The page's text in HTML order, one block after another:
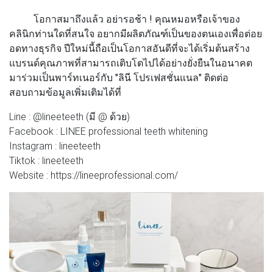
โอกาสมาถึงแล้ว อย่ารอช้า ! คุณหมอหรือเจ้าของ
คลินิกท่านใดที่สนใจ อยากมีผลิตภัณฑ์เป็นของตนเองเพื่อต่อย
อดทางธุรกิจ ปีใหม่นี้ถือเป็นโอกาสอันดีที่จะได้เริ่มต้นสร้าง
แบรนด์คุณภาพที่สามารถเติบโตไปได้อย่างยั่งยืนในอนาคต
มาร่วมเป็นพาร์ทเนอร์กับ "ลินี โปรเฟสชั่นแนล" ติดต่อ
สอบถามข้อมูลเพิ่มเติมได้ที่
Line : @lineeteeth (มี @ ด้วย)
Facebook : LINEE professional teeth whitening
Instagram : lineeteeth
Tiktok : lineeteeth
Website : https://lineeprofessional.com/